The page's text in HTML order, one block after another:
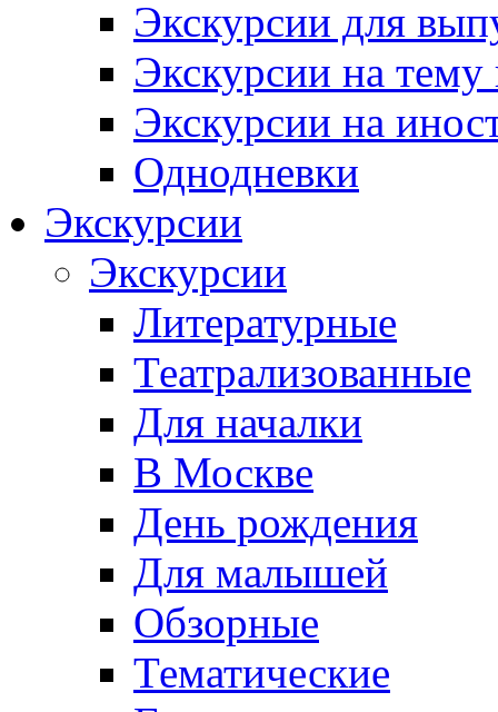
Экскурсии для
Экскурсии на тему
Экскурсии на
Однодневки
Экскурсии
Экскурсии
Литературные
Театрализованные
Для началки
В Москве
День рождения
Для малышей
Обзорные
Тематические